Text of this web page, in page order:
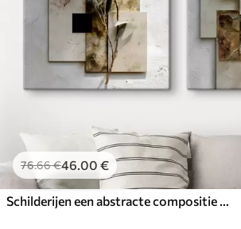
76.66€46.00 €
Schilderijen een abstracte compositie met een olijftak en geometrische vormen